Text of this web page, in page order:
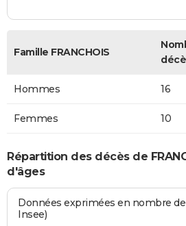
Famille FRANCHOIS
Hommes 16
Femmes 10
Répartition des décès de
d'âges
Données exprimées en nombre de
Insee)